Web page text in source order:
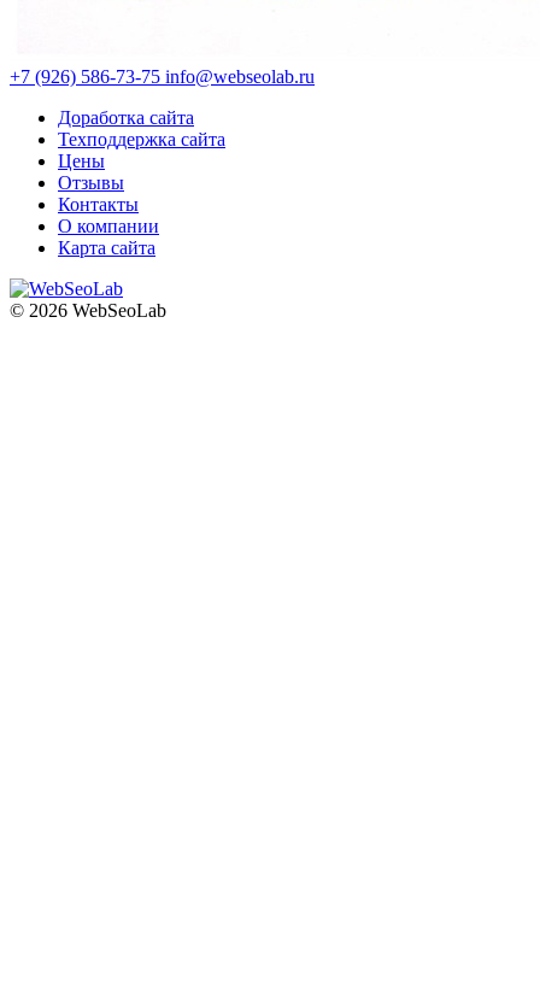
+7 (926) 586-73-75 info@webseolab.ru
Доработка сайта
Техподдержка сайта
Цены
Отзывы
Контакты
О компании
Карта сайта
© 2026 WebSeoLab